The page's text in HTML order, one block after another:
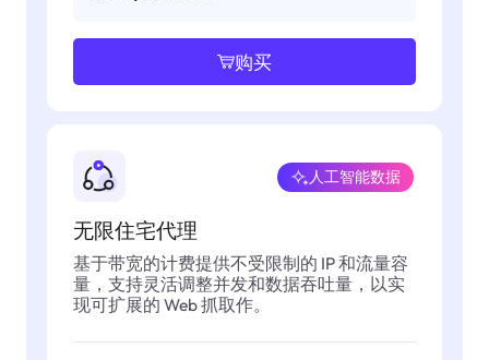
购买
无限住宅代理
人工智能数据
基于带宽的计费提供不受限制的 IP 和流量容
量，支持灵活调整并发和数据吞吐量，以实
现可扩展的 Web 抓取作。